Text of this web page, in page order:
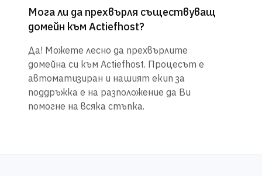
Мога ли да прехвърля съществуващ
домейн към Actiefhost?
Да! Можете лесно да прехвърлите
домейна си към Actiefhost. Процесът е
автоматизиран и нашият екип за
поддръжка е на разположение да Ви
помогне на всяка стъпка.